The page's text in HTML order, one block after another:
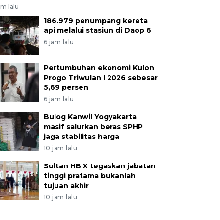
lalu
186.979 penumpang kereta
api melalui stasiun di Daop 6
6 jam lalu
Pertumbuhan ekonomi Kulon
Progo Triwulan I 2026 sebesar
5,69 persen
6 jam lalu
Bulog Kanwil Yogyakarta
masif salurkan beras SPHP
jaga stabilitas harga
10 jam lalu
Sultan HB X tegaskan jabatan
tinggi pratama bukanlah
tujuan akhir
10 jam lalu